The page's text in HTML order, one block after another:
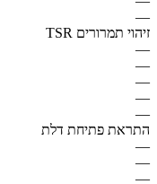
—
זיהוי תמרורים TSR
—
—
—
—
—
התראת פתיחת דלת
—
—
—